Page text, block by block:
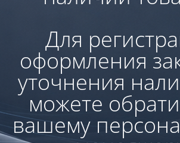
Для
оформления
уточнения
можете
вашему